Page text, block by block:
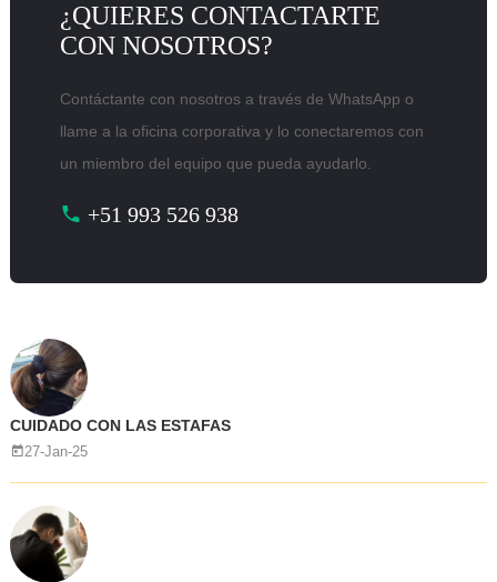
¿QUIERES CONTACTARTE
CON NOSOTROS?
Contáctante con nosotros a través de WhatsApp o
llame a la oficina corporativa y lo conectaremos con
un miembro del equipo que pueda ayudarlo.
+51 993 526 938
CUIDADO CON LAS ESTAFAS
27-Jan-25